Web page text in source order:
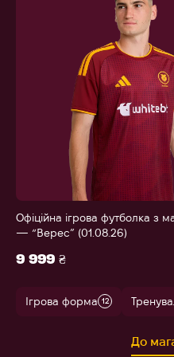
Офіційна ігрова футболка з
— “Верес” (01.08.26)
9 999 ₴
Ігрова форма 12
До